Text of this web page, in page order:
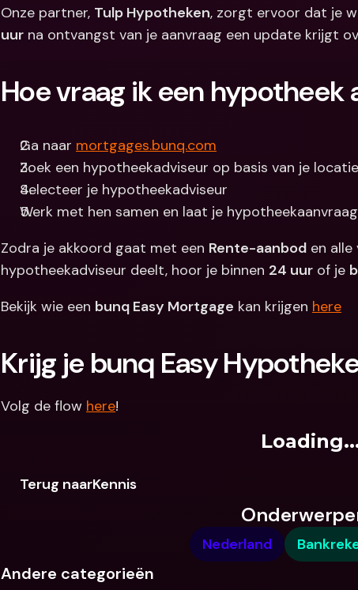
&
Onze partner, Tulp Hypotheken, zorgt ervoor dat je
uur na ontvangst van je aanvraag een update krijgt
Hoe vraag ik een hypotheek
Ga naar mortgages.bunq.com
Zoek een hypotheekadviseur op basis van je
Selecteer je hypotheekadviseur
Werk met hen samen en laat je
Zodra je akkoord gaat met een Rente-aanbod en
hypotheekadviseur deelt, hoor je binnen 24 uur of je
Bekijk wie een bunq Easy Mortgage kan krijgen here
Krijg je bunq Easy
Volg de flow here!
Terug naarKennis
Nederland
Andere categorieën